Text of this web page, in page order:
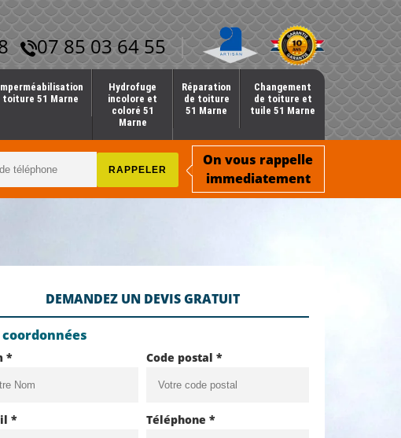
07 85 03 64 55
toiture 51 Marne
Hydrofuge
incolore et
coloré 51
Marne
Réparation
de toiture
51 Marne
Changement
de toiture et
tuile 51 Marne
On vous rappelle
immediatement
DEMANDEZ UN DEVIS GRATUIT
coordonnées
* Code postal *
* Téléphone *